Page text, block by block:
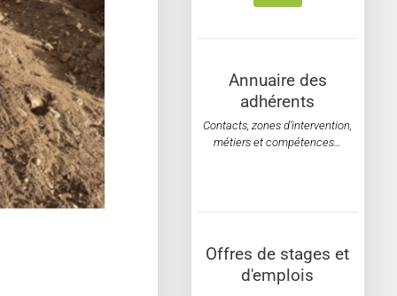
Annuaire des
adhérents
Contacts, zones d’intervention,
métiers et compétences…
Offres de stages et
d'emplois